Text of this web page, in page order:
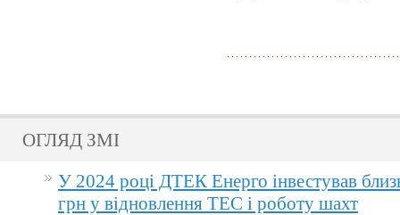
ОГЛЯД ЗМІ
У 2024 році ДТЕК Енерго інвестував
грн у відновлення ТЕС і роботу шахт